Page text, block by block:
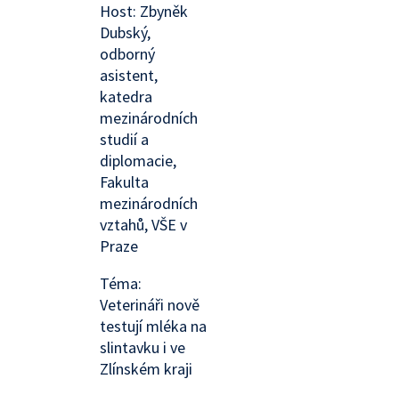
Host: Zbyněk
Dubský,
odborný
asistent,
katedra
mezinárodních
studií a
diplomacie,
Fakulta
mezinárodních
vztahů, VŠE v
Praze
Téma:
Veterináři nově
testují mléka na
slintavku i ve
Zlínském kraji